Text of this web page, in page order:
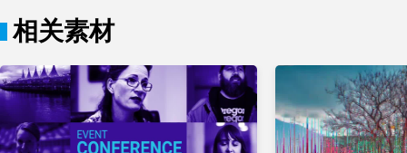
相关素材